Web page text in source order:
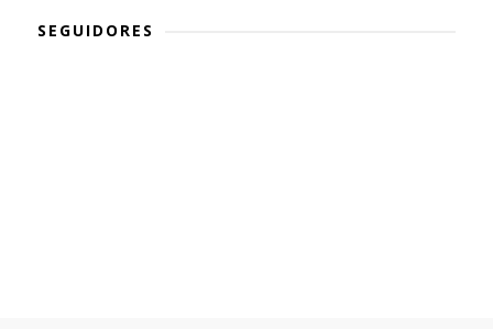
SEGUIDORES